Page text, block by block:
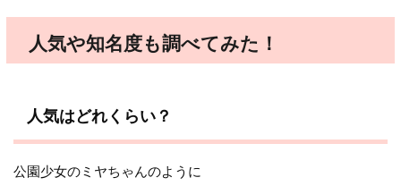
人気や知名度も調べてみた！
人気はどれくらい？
公園少女のミヤちゃんのように